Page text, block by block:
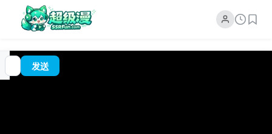
00:00
追
番
?发送